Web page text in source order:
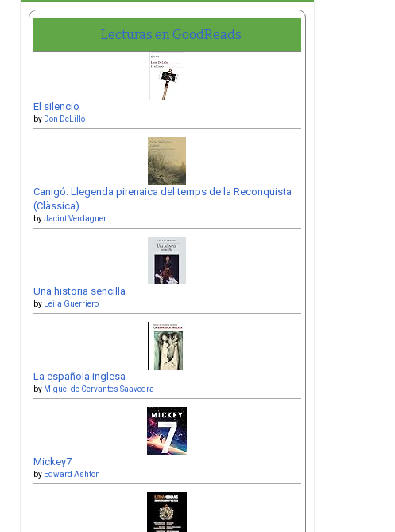
Lecturas en GoodReads
El silencio
by Don DeLillo
Canigó: Llegenda pirenaica del temps de la Reconquista
(Clàssica)
byJacint Verdaguer
Una historia sencilla
by Leila Guerriero
La española inglesa
by Miguel de Cervantes Saavedra
Mickey7
by Edward Ashton